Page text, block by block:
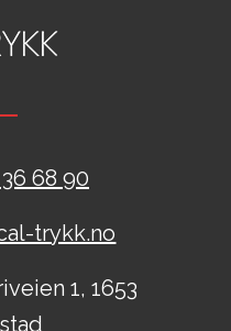
68 90
trykk.no
1, 1653